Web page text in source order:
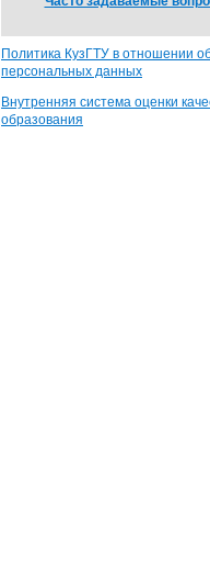
Политика КузГТУ в отношении
персональных данных
Внутренняя система оценки
образования